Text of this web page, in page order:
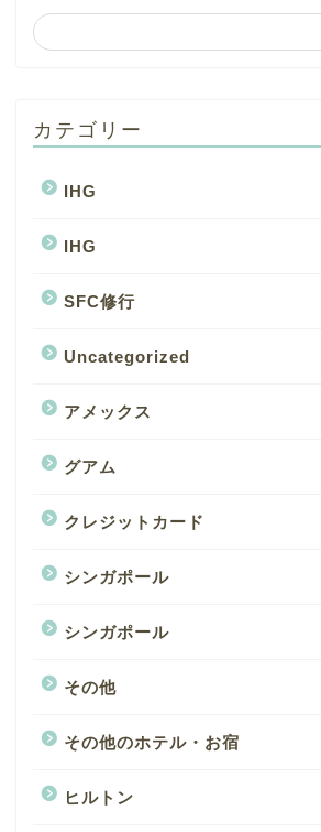
カテゴリー
IHG
IHG
SFC修行
Uncategorized
アメックス
グアム
クレジットカード
シンガポール
シンガポール
その他
その他のホテル・お宿
ヒルトン